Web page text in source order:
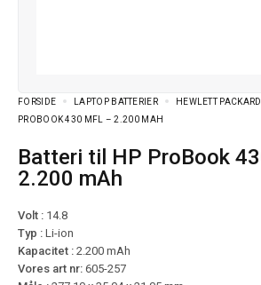
FORSIDE LAPTOP BATTERIER HEWLETT PACKARD
PROBOOK 430 MFL – 2.200 MAH
Batteri til HP ProBook 430 mfl –
2.200 mAh
Volt : 14.8
Typ : Li-ion
Kapacitet : 2.200 mAh
Vores art nr: 605-257